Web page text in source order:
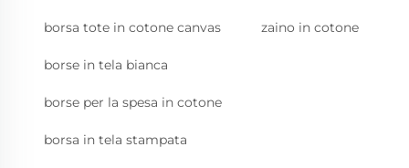
borsa tote in cotone canvas zaino in cotone
borse in tela bianca
borse per la spesa in cotone
borsa in tela stampata